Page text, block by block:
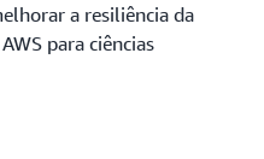
a resiliência da
para ciências